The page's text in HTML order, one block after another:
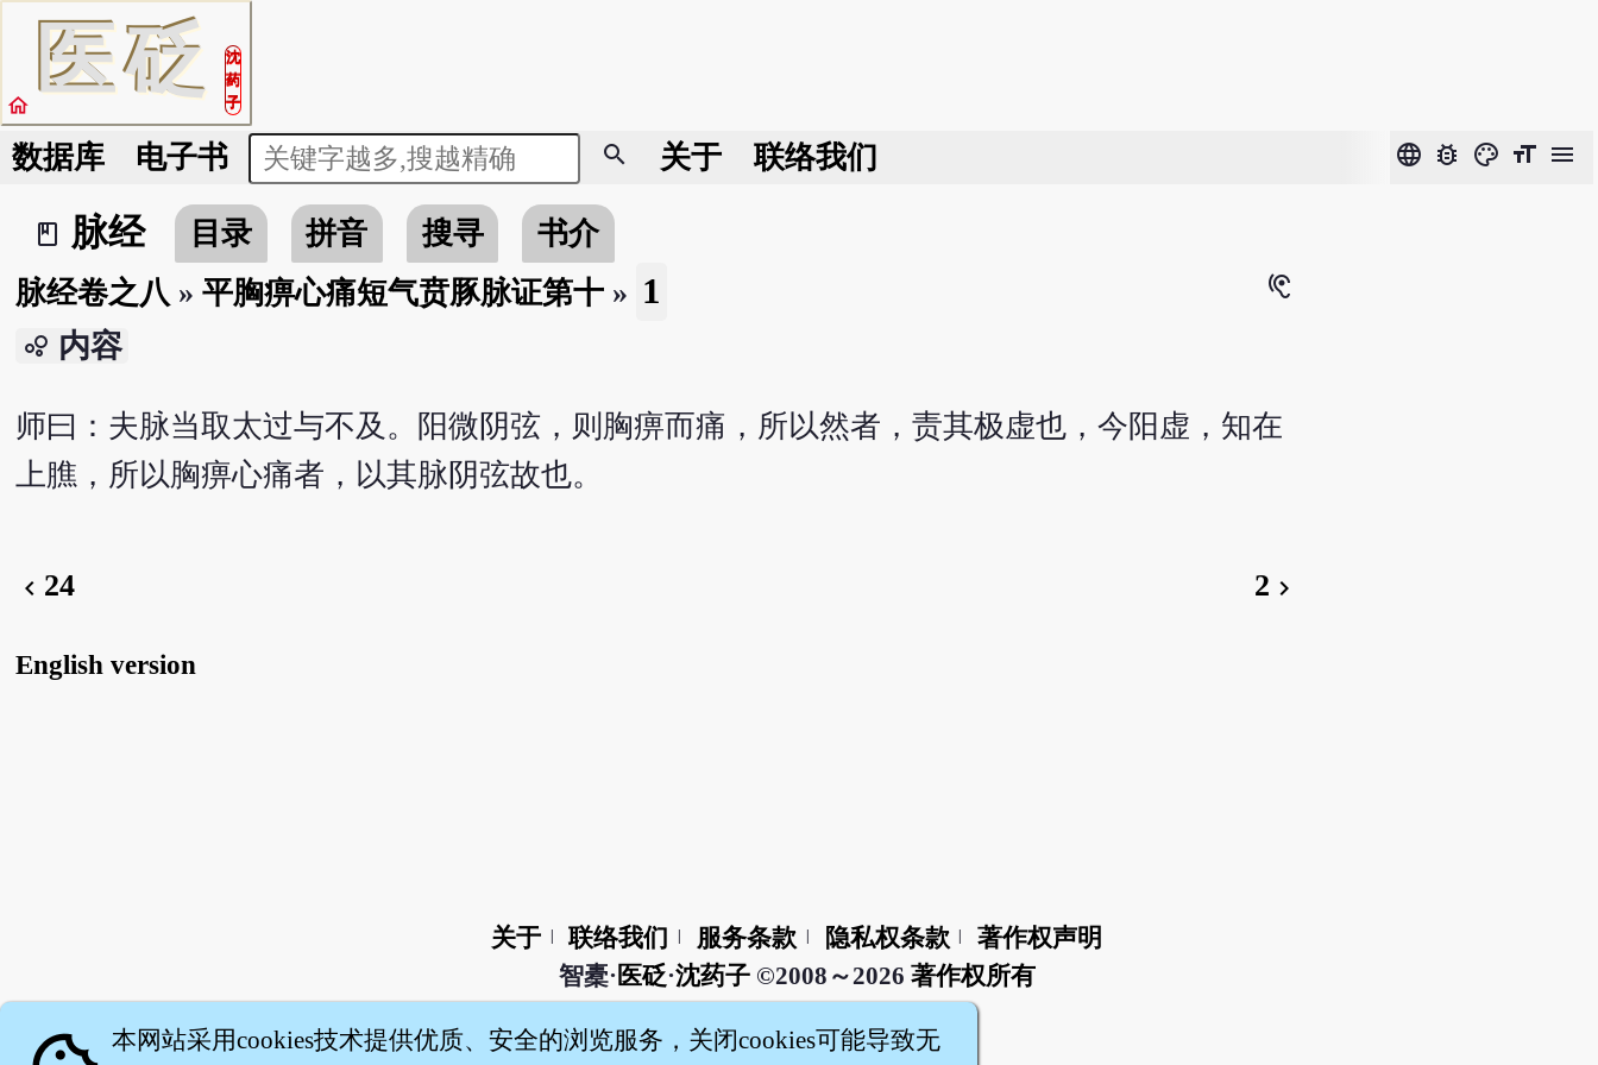
医砭
沈
药
子
home
数据库 电子书 search 关于 联络我们 language bug_report color_lens format_size menu
book_2
脉经 目录 拼音 搜寻
书介
脉经卷之八 » 平胸痹心痛短气贲豚脉证第十» 1 hearing
bubble_chart 内容
师曰：夫脉当取太过与不及。阳微阴弦，则胸痹而痛，所以然者，责其极虚也，今阳虚，知在
上膲，所以胸痹心痛者，以其脉阴弦故也。
chevron_left 24 2 chevron_right
English version
关于 联络我们 服务条款 隐私权条款
著作权声明
智橐· 医砭·沈药子©2008～2026 著作权所有
本网站采用cookies技术提供优质、安全的浏览服务，关闭cookies可能导致无